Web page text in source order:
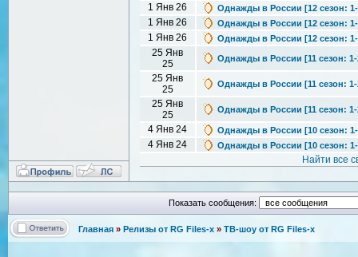
1 Янв 26 Однажды в России [12 сезон:
1 Янв 26 Однажды в России [12 сезон:
1 Янв 26 Однажды в России [12 сезон:
25 Янв
25
Однажды в России [11 сезон: 1-
25 Янв
25
Однажды в России [11 сезон: 1-
25 Янв
25
Однажды в России [11 сезон: 1-
4 Янв 24 Однажды в России [10 сезон: 1-
4 Янв 24 Однажды в России [10 сезон: 1-
Найти все
Показать сообщения:
Главная » Релизы от RG Files-x » ТВ-шоу от RG Files-x